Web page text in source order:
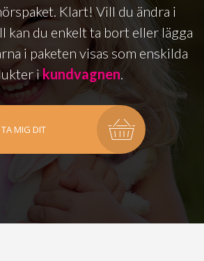
Klart! Vill du ändra i
kan du enkelt ta bort eller lägga
i paketen visas som enskilda
ikundvagnen.
TA MIG DIT